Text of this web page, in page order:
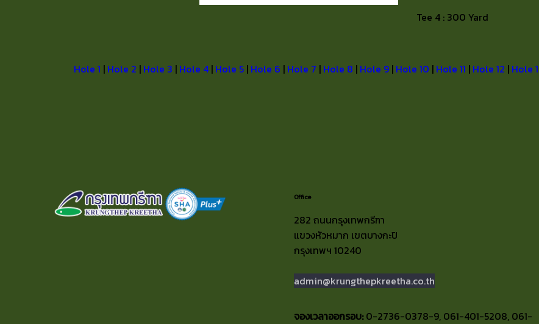
Tee 4 : 300 Yard
Hole 1 | Hole 2 | Hole 3 | Hole 4| Hole 5| Hole 6 | Hole 7 | Hole 8 | Hole 9| Hole 10 | Hole 11 | Hole 12 | Hole
Office
282 ถนนกรุงเทพกรีฑา
แขวงหัวหมาก เขตบางกะปิ
กรุงเทพฯ 10240
admin@krungthepkreetha.co.th
จองเวลาออกรอบ:0-2736-0378-9, 061-401-5208, 061-